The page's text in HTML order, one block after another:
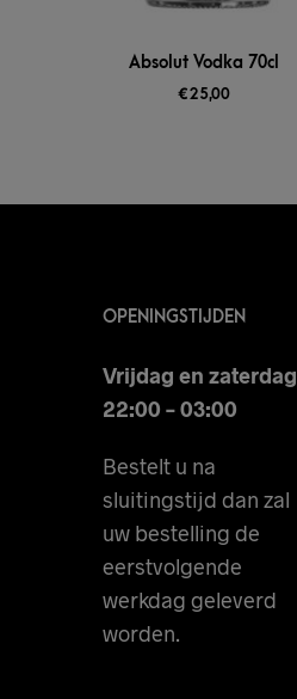
Absolut Vodka 70cl
€25,00
OPENINGSTIJDEN
Vrijdag en zaterdag
22:00 – 03:00
Bestelt u na
sluitingstijd dan zal
uw bestelling de
eerstvolgende
werkdag geleverd
worden.